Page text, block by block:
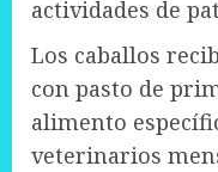
actividades de
Los caballos
con pasto de
alimento
veterinarios